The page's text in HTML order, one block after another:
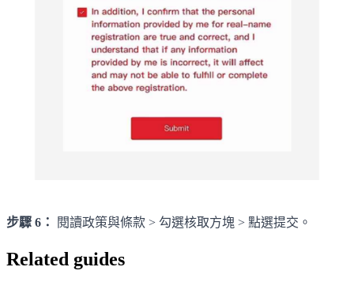
步驟 6： 閱讀政策與條款 > 勾選核取方塊 > 點選提交。
Related guides